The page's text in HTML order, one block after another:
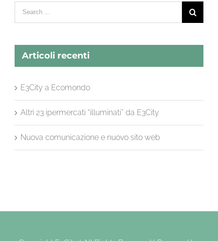
Articoli recenti
E3City a Ecomondo
Altri 23 ipermercati “illuminati” da E3City
Nuova comunicazione e nuovo sito web